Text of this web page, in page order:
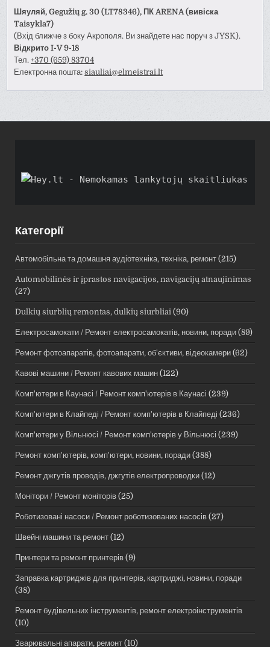
Шяуляй, Gegužių g. 30 (LT78346), ПК ARENA (вивіска
Taisykla7)
(Вхід ближче з боку Акрополя. Ви знайдете нас поруч з JYSK).
Відкрито I-V 9-18
Тел.+370 (659) 83704
Електронна пошта:siauliai@elmeistrai.lt
Категорії
Автомобільна та домашня аудіотехніка, техніка, ремонт (215)
Automobilinės ir įprastos navigacijos, navigacijų atnaujinimas
(27)
Dulkių siurblių remontas, dulkių siurbliai (90)
Електросамокати / Ремонт електросамокатів, новини, поради (89)
Ремонт фотоапаратів, фотоапарати, об'єктиви, відеокамери (62)
Кавові машини / Ремонт кавових машин (122)
Комп'ютери в Каунасі / Ремонт комп'ютерів в Каунасі (239)
Комп'ютери в Клайпеді / Ремонт комп'ютерів в Клайпеді (236)
Комп'ютери у Вільнюсі / Ремонт комп'ютерів у Вільнюсі (239)
Ремонт комп'ютерів, комп'ютери, новини, поради (388)
Ремонт джгутів проводів, джгутів електропроводки (12)
Монітори / Ремонт моніторів (25)
Роботизовані насоси / Ремонт роботизованих насосів (27)
Швейні машини та ремонт (12)
Принтери та ремонт принтерів (9)
Заправка картриджів для принтерів, картриджі, новини, поради
(38)
Ремонт будівельних інструментів, ремонт електроінструментів
(10)
Зварювальні апарати, ремонт (10)